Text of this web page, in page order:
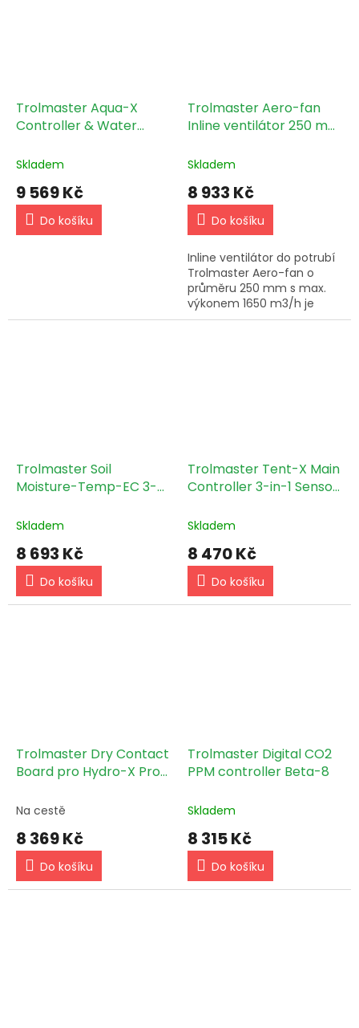
Trolmaster Aqua-X
Controller & Water
Skladem
9 569 Kč
Do košíku
Trolmaster Aero-fan
Inline ventilátor 250 mm
Skladem
8 933 Kč
Do košíku
Inline ventilátor do potrubí
Trolmaster Aero-fan o
průměru 250 mm s max.
výkonem 1650 m3/h je
kompaktní a účinný
Trolmaster Soil
Moisture-Temp-EC 3-
(WCS-2)
Skladem
8 693 Kč
Do košíku
Trolmaster Tent-X Main
Controller 3-in-1 Sensor
Skladem
8 470 Kč
Do košíku
Trolmaster Dry Contact
Board pro Hydro-X Pro
Na cestě
8 369 Kč
Do košíku
Trolmaster Digital CO2
PPM controller Beta-8
Skladem
8 315 Kč
Do košíku